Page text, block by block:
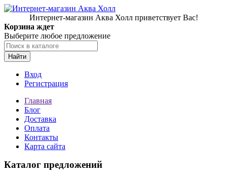
Интернет-магазин Аква Холл приветствует Вас!
Корзина ждет
Выберите любое предложение
Найти
Вход
Регистрация
Главная
Блог
Доставка
Оплата
Контакты
Карта сайта
Каталог предложений